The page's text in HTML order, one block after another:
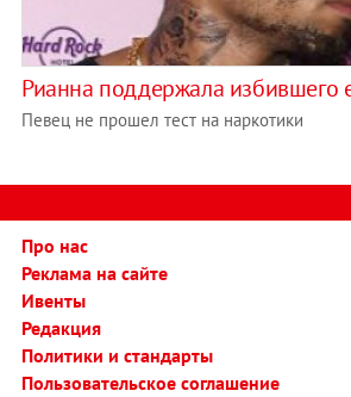
Рианна поддержала избившего
Певец не прошел тест на наркотики
Про нас
Реклама на сайте
Ивенты
Редакция
Политики и стандарты
Пользовательское соглашение